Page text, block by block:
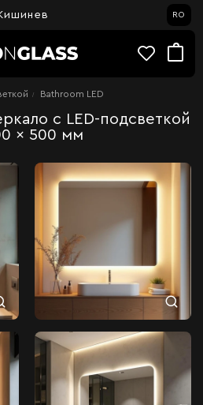
RO
Bathroom LED
с LED-подсветкой
x 500 мм